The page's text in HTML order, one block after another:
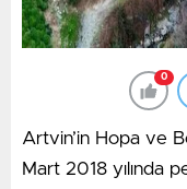
0
Artvin’in Hopa ve
Mart 2018 yılında